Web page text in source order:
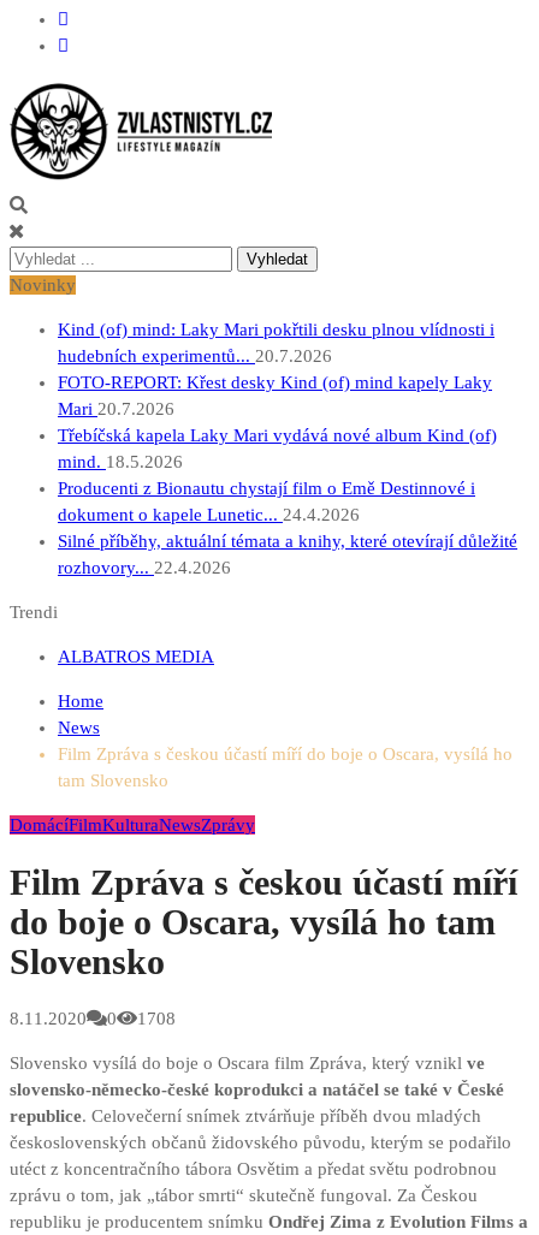
Zvlastnistyl.cz
Pramen kultury, zábavy a životního stylu
Vyhledávání
pro:
Novinky
Kind (of) mind: Laky Mari pokřtili desku plnou vlídnosti i
hudebních experimentů... 20.7.2026
FOTO-REPORT: Křest desky Kind (of) mind kapely Laky
Mari 20.7.2026
Třebíčská kapela Laky Mari vydává nové album Kind (of)
mind. 18.5.2026
Producenti z Bionautu chystají film o Emě Destinnové i
dokument o kapele Lunetic... 24.4.2026
Silné příběhy, aktuální témata a knihy, které otevírají důležité
rozhovory... 22.4.2026
Trendi
ALBATROS MEDIA
Home
News
Film Zpráva s českou účastí míří do boje o Oscara, vysílá ho
tam Slovensko
DomácíFilmKulturaNewsZprávy
Film Zpráva s českou účastí míří
do boje o Oscara, vysílá ho tam
Slovensko
8.11.2020 0 1708
Slovensko vysílá do boje o Oscara film Zpráva, který vznikl ve
slovensko-německo-české koprodukci a natáčel se také v České
republice. Celovečerní snímek ztvárňuje příběh dvou mladých
československých občanů židovského původu, kterým se podařilo
utéct z koncentračního tábora Osvětim a předat světu podrobnou
zprávu o tom, jak „tábor smrti“ skutečně fungoval. Za Českou
republiku je producentem snímku Ondřej Zima z Evolution Films a